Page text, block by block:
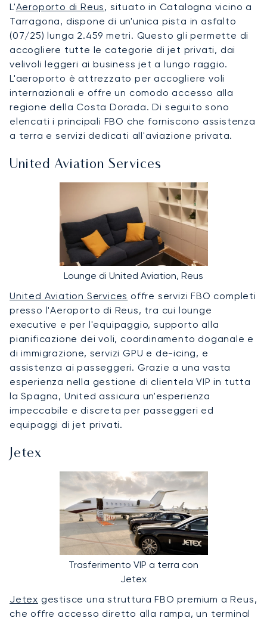
L'Aeroporto di Reus, situato in Catalogna vicino a
Tarragona, dispone di un'unica pista in asfalto
(07/25) lunga 2.459 metri. Questo gli permette di
accogliere tutte le categorie di jet privati, dai
velivoli leggeri ai business jet a lungo raggio.
L'aeroporto è attrezzato per accogliere voli
internazionali e offre un comodo accesso alla
regione della Costa Dorada. Di seguito sono
elencati i principali FBO che forniscono assistenza
a terra e servizi dedicati all'aviazione privata.
United Aviation Services
Lounge di United Aviation, Reus
United Aviation Services offre servizi FBO completi
presso l'Aeroporto di Reus, tra cui lounge
executive e per l'equipaggio, supporto alla
pianificazione dei voli, coordinamento doganale e
di immigrazione, servizi GPU e de-icing, e
assistenza ai passeggeri. Grazie a una vasta
esperienza nella gestione di clientela VIP in tutta
la Spagna, United assicura un'esperienza
impeccabile e discreta per passeggeri ed
equipaggi di jet privati.
Jetex
Trasferimento VIP a terra con
Jetex
Jetex gestisce una struttura FBO premium a Reus,
che offre accesso diretto alla rampa, un terminal